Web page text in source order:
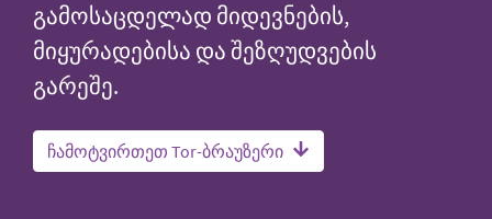
გამოსაცდელად მიდევნების,
მიყურადებისა და შეზღუდვების
გარეშე.
ჩამოტვირთეთ Tor-ბრაუზერი